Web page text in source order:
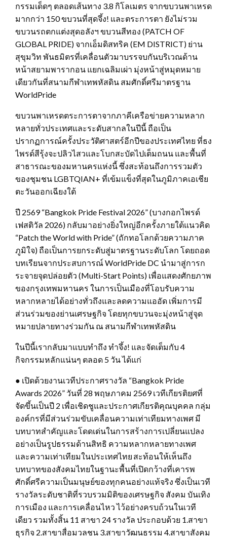
กรรมเด็ดๆ ตลอดเส้นทาง 3.8 กิโลเมตร จากขบวนพาเหรด
มากกว่า 150 ขบวนที่สุดจึ้ง! และตระการตา ยังไม่รวม
ขบวนรถตกแต่งสุดอลังฯ ขบวนสีทอง (PATCH OF
GLOBAL PRIDE) จากเอ็มดิสทริค (EM DISTRICT) ย่าน
สุขุมวิท พันธมิตรที่เคลื่อนตัวมาบรรจบกันบริเวณด้าน
หน้าสยามพารากอน แยกเฉลิมเผ่า มุ่งหน้าสู่หมุดหมาย
เดียวกันที่สนามกีฬาเทพหัสดิน สมศักดิ์ศรีมาตรฐาน
WorldPride
ขบวนพาเหรดตระการตาจากภาคีเครือข่ายความหลาก
หลายทั่วประเทศและระดับสากลในปีนี้ ถือเป็น
ปรากฏการณ์ครั้งประวัติศาสตร์อีกปีของประเทศไทย ที่ธง
ไพรด์สีรุ้งจะปลิวไสวและโบกสะบัดไปเต็มถนน และพื้นที่
สาธารณะของมหานครแห่งนี้ ซึ่งสะท้อนถึงการรวมตัว
ของชุมชน LGBTQIAN+ ที่เข้มแข็งที่สุดในภูมิภาคเอเชีย
ตะวันออกเฉียงใต้
ปี 2569 “Bangkok Pride Festival 2026” (บางกอกไพรด์
เฟสติวัล 2026) กลับมาอย่างยิ่งใหญ่อีกครั้งภายใต้แนวคิด
“Patch the World with Pride” (ถักทอโลกด้วยความภาค
ภูมิใจ) ถือเป็นการยกระดับสู่มาตรฐานระดับโลก โดยถอด
บทเรียนจากประสบการณ์ WorldPride DC นำมาสู่การก
ระจายจุดปล่อยตัว (Multi-Start Points) เพื่อแสดงศักยภาพ
ของกรุงเทพมหานคร ในการเป็นเมืองที่โอบรับความ
หลากหลายได้อย่างทั่วถึงและลดความแออัด เพิ่มการมี
ส่วนร่วมของย่านเศรษฐกิจ โดยทุกขบวนจะมุ่งหน้าสู่จุด
หมายปลายทางร่วมกัน ณ สนามกีฬาเทพหัสดิน
ในปีนี้เรากลับมาแบบทำถึง ทำจึ้ง! และจัดเต็มกับ 4
กิจกรรมหลักแน่นๆ ตลอด 5 วัน ได้แก่
● เปิดด้วยงานเวทีประกาศรางวัล “Bangkok Pride
Awards 2026” วันที่ 28 พฤษภาคม 2569 เวทีเกียรติยศที่
จัดขึ้นเป็นปี 2 เพื่อเชิดชูและประกาศเกียรติคุณบุคคล กลุ่ม
องค์กรที่มีส่วนร่วมขับเคลื่อนความเท่าเทียมทางเพศ มี
บทบาทสำคัญและโดดเด่นในการสร้างการเปลี่ยนแปลง
อย่างเป็นรูปธรรมด้านสิทธิ ความหลากหลายทางเพศ
และความเท่าเทียมในประเทศไทย สะท้อนให้เห็นถึง
บทบาทของสังคมไทยในฐานะพื้นที่เปิดกว้างที่เคารพ
ศักดิ์ศรีความเป็นมนุษย์ของทุกคนอย่างแท้จริง ซึ่งเป็นเวที
รางวัลระดับชาติที่รวบรวมมิติของเศรษฐกิจ สังคม บันเทิง
การเมือง และการเคลื่อนไหว ไว้อย่างครบถ้วนในเวที
เดียว รวมทั้งสิ้น 11 สาขา 24 รางวัล ประกอบด้วย 1.สาขา
ธุรกิจ 2.สาขาสื่อมวลชน 3.สาขาวัฒนธรรม 4.สาขาสังคม